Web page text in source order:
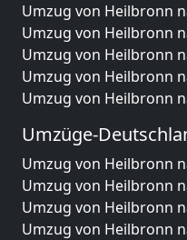
Umzug von Heilbronn
Umzug von Heilbronn
Umzug von Heilbronn
Umzug von Heilbronn
Umzug von Heilbronn
Umzüge-
Umzug von Heilbronn
Umzug von Heilbronn
Umzug von Heilbronn
Umzug von Heilbronn